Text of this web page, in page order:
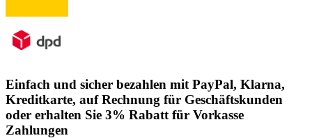
Einfach und sicher bezahlen mit PayPal, Klarna,
Kreditkarte, auf Rechnung für Geschäftskunden
oder erhalten Sie 3% Rabatt für Vorkasse
Zahlungen